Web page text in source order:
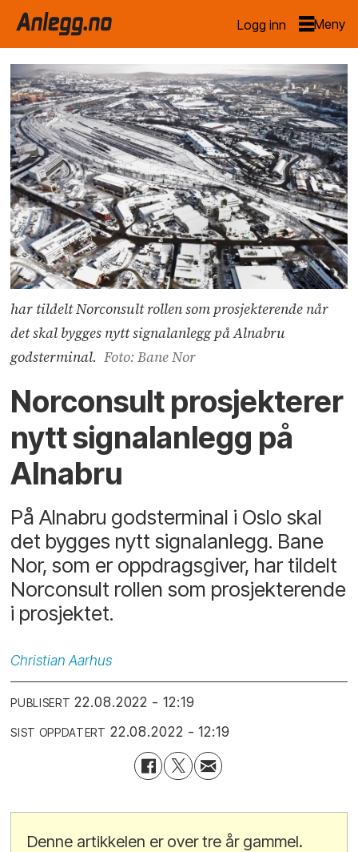
Logg inn
har tildelt Norconsult rollen som prosjekterende når
det skal bygges nytt signalanlegg på Alnabru
godsterminal. Foto: Bane Nor
Norconsult prosjekterer
nytt signalanlegg på
Alnabru
På Alnabru godsterminal i Oslo skal
det bygges nytt signalanlegg. Bane
Nor, som er oppdragsgiver, har tildelt
Norconsult rollen som prosjekterende
i prosjektet.
Christian Aarhus
PUBLISERT 22.08.2022 - 12:19
SIST OPPDATERT 22.08.2022 - 12:19
Denne artikkelen er over tre år gammel.